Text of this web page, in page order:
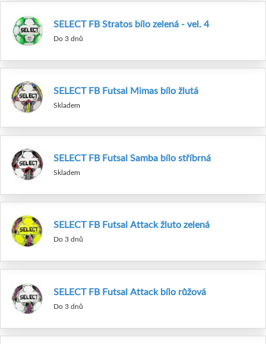
SELECT FB Stratos bílo zelená - vel. 4
Do 3 dnů
SELECT FB Futsal Mimas bílo žlutá
Skladem
SELECT FB Futsal Samba bílo stříbrná
Skladem
SELECT FB Futsal Attack žluto zelená
Do 3 dnů
SELECT FB Futsal Attack bílo růžová
Do 3 dnů